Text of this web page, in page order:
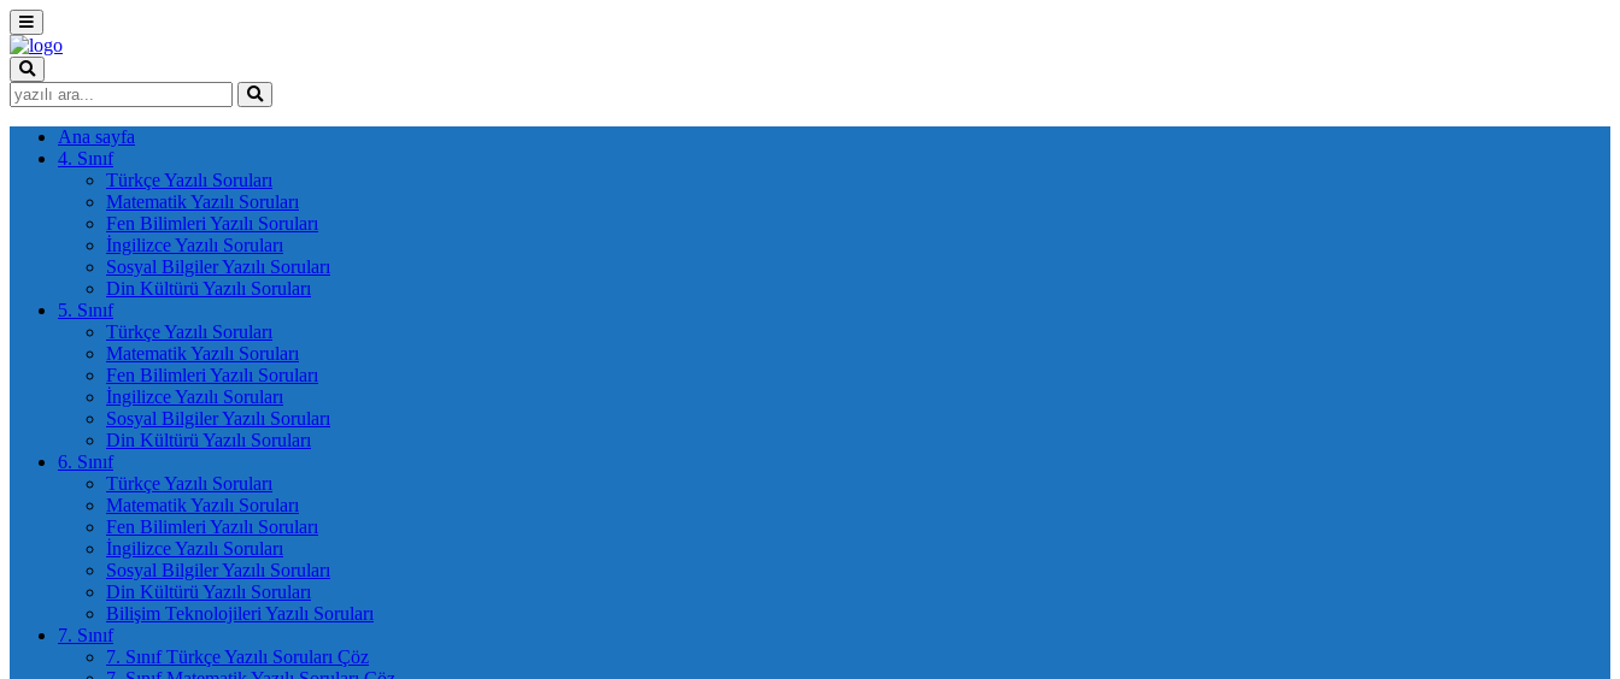
Ana sayfa
4. Sınıf
Türkçe Yazılı Soruları
Matematik Yazılı Soruları
Fen Bilimleri Yazılı Soruları
İngilizce Yazılı Soruları
Sosyal Bilgiler Yazılı Soruları
Din Kültürü Yazılı Soruları
5. Sınıf
Türkçe Yazılı Soruları
Matematik Yazılı Soruları
Fen Bilimleri Yazılı Soruları
İngilizce Yazılı Soruları
Sosyal Bilgiler Yazılı Soruları
Din Kültürü Yazılı Soruları
6. Sınıf
Türkçe Yazılı Soruları
Matematik Yazılı Soruları
Fen Bilimleri Yazılı Soruları
İngilizce Yazılı Soruları
Sosyal Bilgiler Yazılı Soruları
Din Kültürü Yazılı Soruları
Bilişim Teknolojileri Yazılı Soruları
7. Sınıf
7. Sınıf Türkçe Yazılı Soruları Çöz